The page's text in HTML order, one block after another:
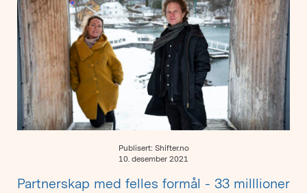
Publisert: Shifter.no
10. desember 2021
Partnerskap med felles formål - 33 milllioner